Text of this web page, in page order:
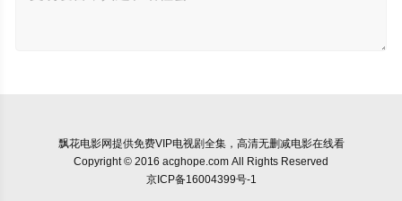
飘花电影网提供免费VIP电视剧全集，高清无删减电影在线看
Copyright © 2016 acghope.com All Rights Reserved
京ICP备16004399号-1